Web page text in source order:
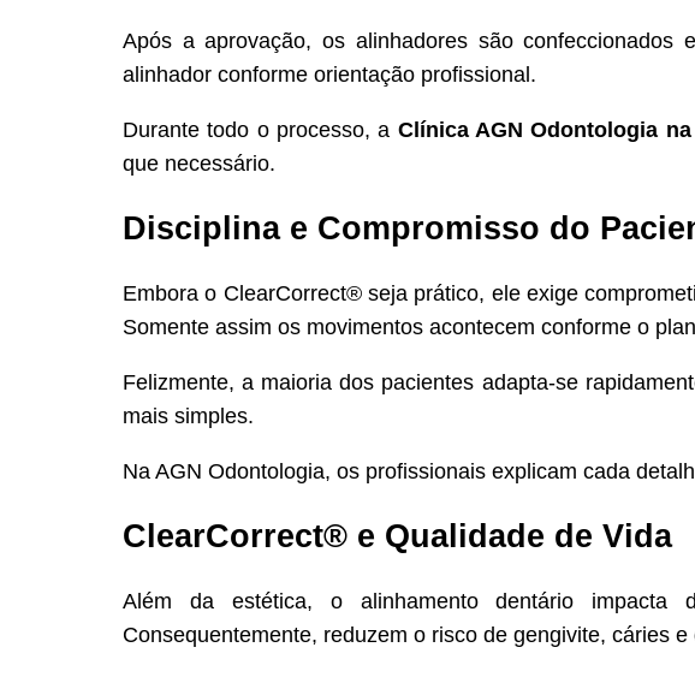
Após a aprovação, os alinhadores são
alinhador conforme orientação profissional.
Durante todo o processo, a Clínica AGN Odontologia
que necessário.
Disciplina e Compromisso do
Embora o ClearCorrect® seja prático, ele exige
Somente assim os movimentos acontecem conforme o
Felizmente, a maioria dos pacientes adapta-se
mais simples.
Na AGN Odontologia, os profissionais explicam cada
ClearCorrect® e Qualidade de Vida
Além da estética, o alinhamento dentário impacta
Consequentemente, reduzem o risco de gengivite, cáries